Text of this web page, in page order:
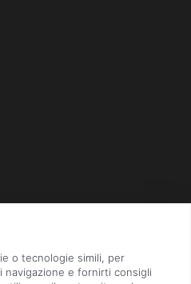
Sociale i.v. € 800.000,00